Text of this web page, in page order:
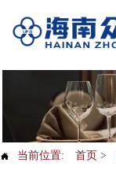
 当前位置: 首页 >